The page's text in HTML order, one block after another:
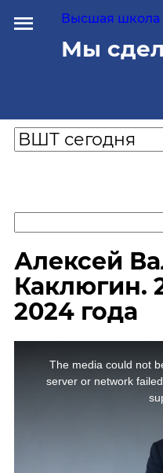
Высшая школа
Мы
Алексей
Каклюгин.
2024 года
The media could not
server or network